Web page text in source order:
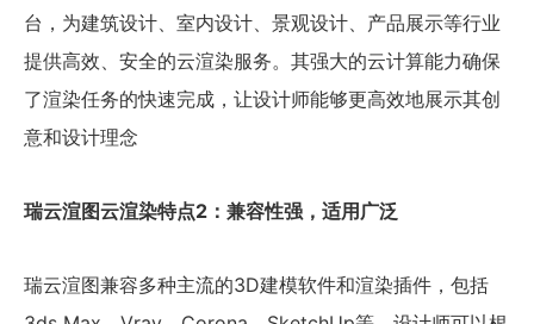
台，为建筑设计、室内设计、景观设计、产品展示等行业
提供高效、安全的云渲染服务。其强大的云计算能力确保
了渲染任务的快速完成，让设计师能够更高效地展示其创
意和设计理念
瑞云渲图云渲染特点2：兼容性强，适用广泛
瑞云渲图兼容多种主流的3D建模软件和渲染插件，包括